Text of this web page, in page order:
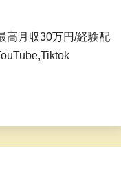
高月収30万円/経験配